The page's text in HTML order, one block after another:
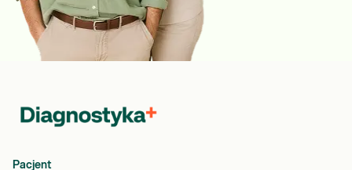
Pacjent